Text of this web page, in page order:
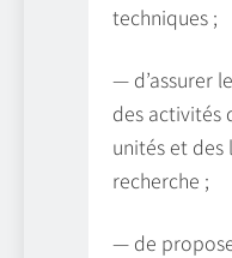
techniques ;
— d’assurer
des activités
unités et
recherche ;
— de